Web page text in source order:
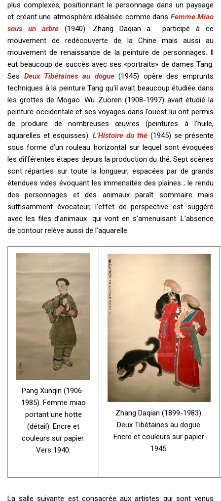
plus complexes, positionnant le personnage dans un paysage
et créant une atmosphère idéalisée comme dans Femme Miao
sous un arbre(1940). Zhang Daqian a participé à ce
mouvement de redécouverte de la Chine mais aussi au
mouvement de renaissance de la peinture de personnages. Il
eut beaucoup de succès avec ses «portraits» de dames Tang.
Ses Deux Tibétaines au dogue(1945) opère des emprunts
techniques à la peinture Tang qu’il avait beaucoup étudiée dans
les grottes de Mogao. Wu Zuoren (1908-1997) avait étudié la
peinture occidentale et ses voyages dans l’ouest lui ont permis
de produire de nombreuses œuvres (peintures à l’huile,
aquarelles et esquisses). L’Histoire du thé (1945) se présente
sous forme d’un rouleau horizontal sur lequel sont évoquées
les différentes étapes depuis la production du thé. Sept scènes
sont réparties sur toute la longueur, espacées par de grands
étendues vides évoquant les immensités des plaines ; le rendu
des personnages et des animaux paraît sommaire mais
suffisamment évocateur, l’effet de perspective est suggéré
avec les files d’animaux qui vont en s’amenuisant. L’absence
de contour relève aussi de l’aquarelle.
Pang Xunqin (1906-
1985). Femme miao
portant une hotte
(détail). Encre et
couleurs sur papier.
Vers 1940.
Zhang Daqian (1899-1983).
Deux Tibétaines au dogue.
Encre et couleurs sur papier.
1945.
La salle suivante est consacrée aux artistes qui sont venus